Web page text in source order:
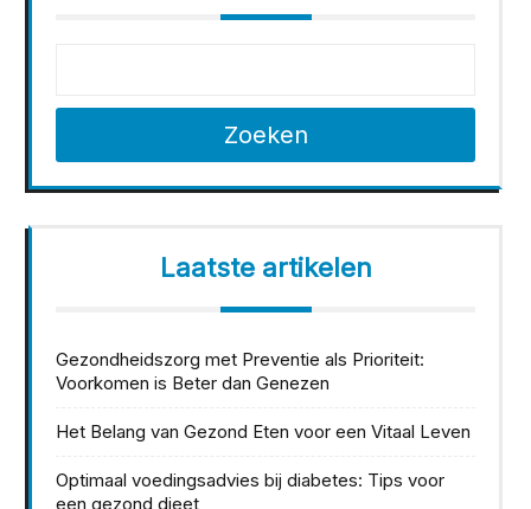
Zoeken
Laatste artikelen
Gezondheidszorg met Preventie als Prioriteit:
Voorkomen is Beter dan Genezen
Het Belang van Gezond Eten voor een Vitaal Leven
Optimaal voedingsadvies bij diabetes: Tips voor
een gezond dieet